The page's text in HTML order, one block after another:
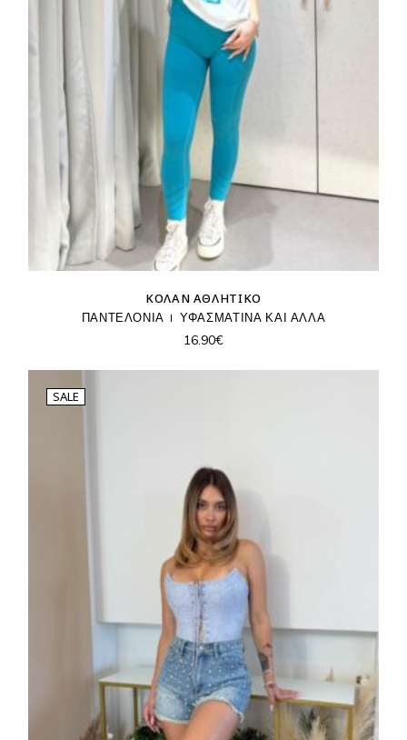
ΚΟΛΆΝ ΑΘΛΗΤΙΚΌ
ΠΑΝΤΕΛΟΝΙΑ
ΥΦΑΣΜΑΤΙΝΑ ΚΑΙ ΑΛΛΑ
16.90€
SALE